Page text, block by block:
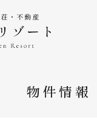
物件情報